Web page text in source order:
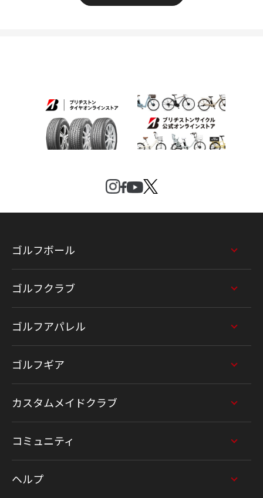
ゴルフボール
ゴルフクラブ
ゴルフアパレル
ゴルフギア
カスタムメイドクラブ
コミュニティ
ヘルプ